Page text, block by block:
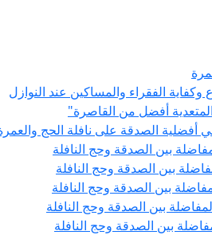
وكفاية الفقراء والمساكين عند النوازل
أفضل من القاصرة"
الصدقة على نافلة الحج
بين الصدقة وحج النافلة
بين الصدقة وحج النافلة
بين الصدقة وحج النافلة
بين الصدقة وحج النافلة
بين الصدقة وحج النافلة